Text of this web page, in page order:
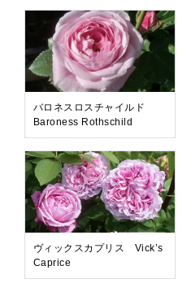
バロネスロスチャイルド
Baroness Rothschild
ヴィックスカプリス Vick’s
Caprice